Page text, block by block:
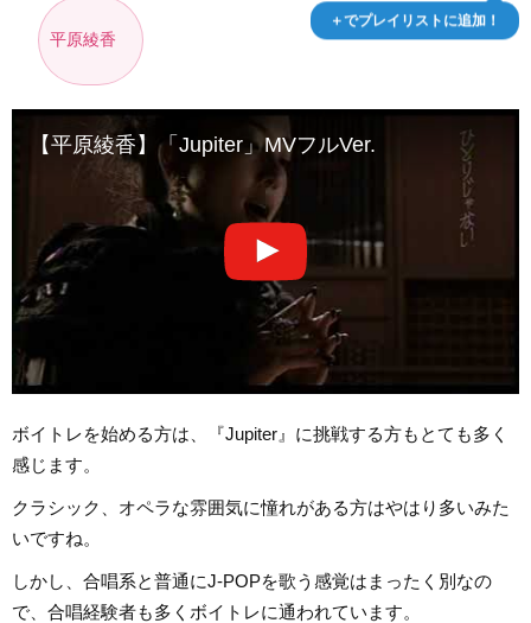
＋でプレイリストに追加！
平原綾香
【平原綾香】「Jupiter」MVフルVer.
ボイトレを始める方は、『Jupiter』に挑戦する方もとても多く
感じます。
クラシック、オペラな雰囲気に憧れがある方はやはり多いみた
いですね。
しかし、合唱系と普通にJ-POPを歌う感覚はまったく別なの
で、合唱経験者も多くボイトレに通われています。